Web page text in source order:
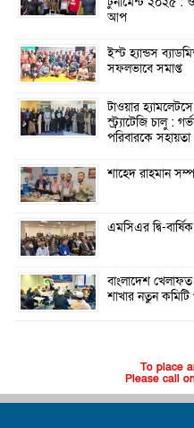
আপ
ইস্ট হ্যান্ডস
সফলভাবে সমাপ্ত
টাওয়ার
স্ট্র্যাটেজি চালু :
পরিবারকে সহায়তা
শাহেদ রাহমান
এমসিএর দ্বি-
বাংলাদেশ
শাখার নতুন
To place
Please call